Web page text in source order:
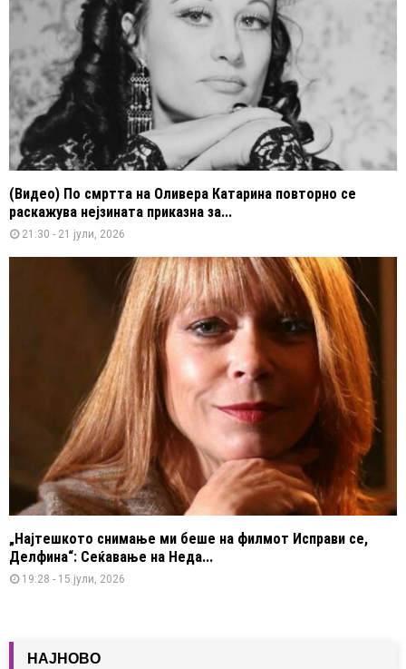
(Видео) По смртта на Оливера Катарина повторно се
раскажува нејзината приказна за...
21:30 - 21 јули, 2026
„Најтешкото снимање ми беше на филмот Исправи се,
Делфина“: Сеќавање на Неда...
19:28 - 15 јули, 2026
НАЈНОВО